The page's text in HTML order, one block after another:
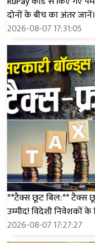
दोनों के बीच का अंतर जानें।
2026-08-07 17:31:05
**टैक्स छूट बिल:** टैक्स
उम्मीद! विदेशी निवेशकों के
2026-08-07 17:27:27